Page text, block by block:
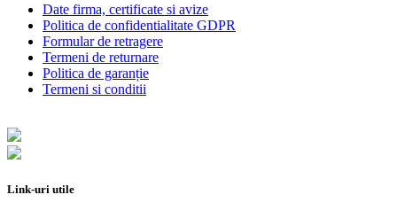
Date firma, certificate si avize
Politica de confidentialitate GDPR
Formular de retragere
Termeni de returnare
Politica de garanție
Termeni si conditii
Link-uri utile